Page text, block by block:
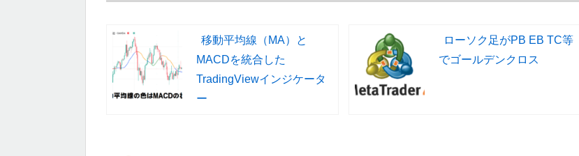
移動平均線（MA）と
MACDを統合した
TradingViewインジケータ
ー
ローソク足がPB EB TC等
でゴールデンクロス